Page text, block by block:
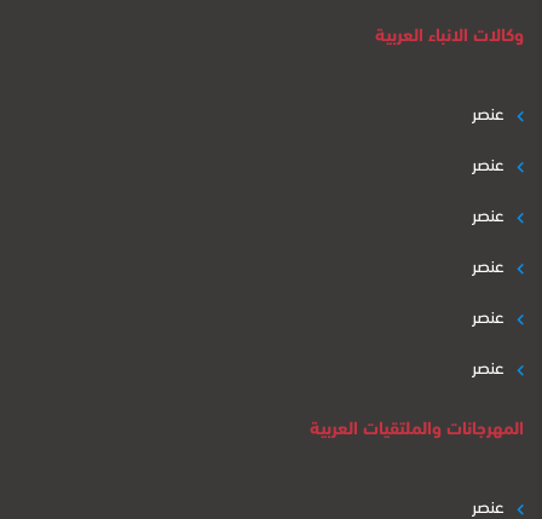
وكالات الانباء العربية
عنصر
عنصر
عنصر
عنصر
عنصر
عنصر
المهرجانات والملتقيات العربية
عنصر